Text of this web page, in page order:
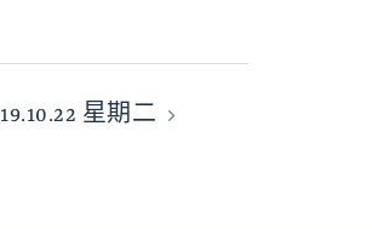
19.10.22 星期二